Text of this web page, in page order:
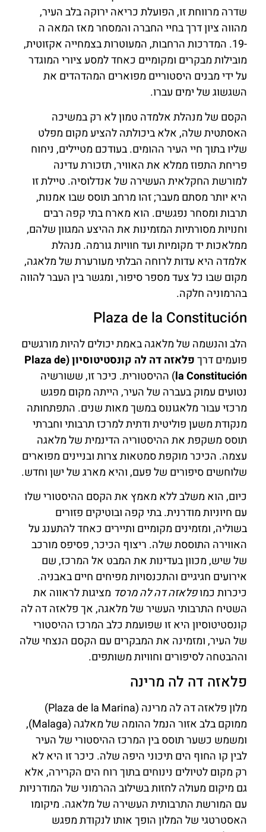
שדרה מרווחת זו, הפועלת כריאה ירוקה בלב העיר,
מהווה ציון דרך בחיי החברה והמסחר מאז המאה ה
-19. המדרכות הרחבות, המעוטרות בצמחייה אקזוטית,
מובילות מבקרים ומקומיים כאחד למסע ציורי המוגדר
על ידי מבנים היסטוריים מפוארים המהדהדים את
השגשוג של ימים עברו.
הקסם של מנהלת אלמדה טמון לא רק במשיכה
האסתטית שלה, אלא ביכולתה להציע מקום מפלט
שליו בתוך חיי העיר ההומים. בעודכם מטיילים, ניחוח
פריחת התפוז ממלא את האוויר, תזכורת עדינה
למורשת החקלאית העשירה של אנדלוסיה. טיילת זו
היא יותר מסתם מעבר; זהו מרחב תוסס שבו אמנות,
תרבות ומסחר נפגשים. הוא מארח בתי קפה רבים
וחנויות מסורתיות המזמינות את ההיצע המגוון שלהם,
ממלאכות יד מקומיות ועד חוויות גורמה. מנהלת
אלמדה היא עדות לרוחה הבלתי מעורערת של מלאגה,
מקום שבו כל צעד מספר סיפור, ומגשר בין העבר להווה
בהרמוניה חלקה.
Plaza de la Constitución
הלב והנשמה של מלאגה באמת יכולים להיות מורגשים
פועמים דרך
פלאזה דה לה קונסטיטוסיון (Plaza de
la Constitución) ההיסטורית. כיכר זו, ששורשיה
נטועים עמוק בעברה של העיר, הייתה מקום מפגש
מרכזי עבור מלאגונוס במשך מאות שנים. התפתחותה
מנקודת משען פוליטית ודתית למרכז תרבותי וחברתי
תוסס משקפת את ההיסטוריה הדינמית של מלאגה
עצמה. הכיכר מוקפת סמטאות צרות ובניינים מפוארים
שלוחשים סיפורים של פעם, והיא מארג של ישן וחדש.
כיום, הוא משלב ללא מאמץ את הקסם ההיסטורי שלו
עם חיוניות מודרנית. בתי קפה ובוטיקים פזורים
בשוליה, ומזמינים מקומיים ותיירים כאחד להתענג על
האווירה התוססת שלה. ריצוף הכיכר, פסיפס מורכב
של שיש, מכוון בעדינות את המבט אל המרכז, שם
אירועים חגיגיים והתכנסויות מפיחים חיים באבניה.
כיכרות כמופלאזה דה לה מרסד מציגות לראווה את
השטיח התרבותי העשיר של מלאגה, אך פלאזה דה לה
קונסטיטוסיון היא זו שפועמת כלב המרכז ההיסטורי
של העיר, ומזמינה את המבקרים עם הקסם הנצחי שלה
וההבטחה לסיפורים וחוויות משותפים.
פלאזה דה לה מרינה
מלון פלאזה דה לה מרינה (Plaza de la Marina)
ממוקם בלב אזור הנמל ההומה של מאלגה (Malaga),
ומשמש כשער תוסס בין המרכז ההיסטורי של העיר
לבין קו החוף הים תיכוני היפה שלה. כיכר זו היא לא
רק מקום לטיולים נינוחים בתוך רוח הים הקרירה, אלא
גם מיקום מעולה לחזות בשילוב ההרמוני של המודרניות
עם המורשת התרבותית העשירה של מלאגה. מיקומו
האסטרטגי של המלון הופך אותו לנקודת מפגש